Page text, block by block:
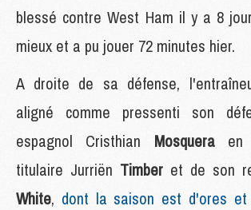
blessé contre West Ham il y a 8
mieux et a pu jouer 72 minutes hier.
A droite de sa défense,
aligné comme pressenti son
espagnol Cristhian Mosquera en
titulaire Jurriën Timber et de son
White, dont la saison est d'ores et